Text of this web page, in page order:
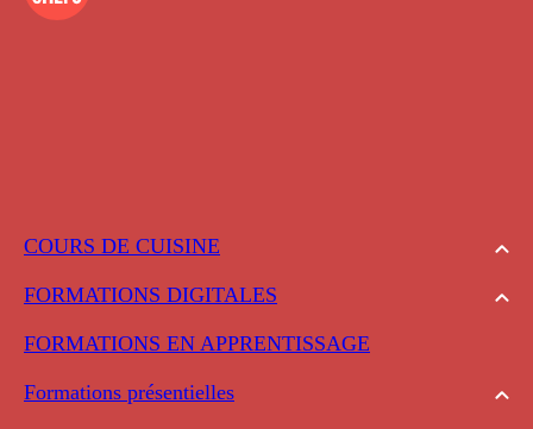
COURS DE CUISINE
FORMATIONS DIGITALES
FORMATIONS EN APPRENTISSAGE
Formations présentielles